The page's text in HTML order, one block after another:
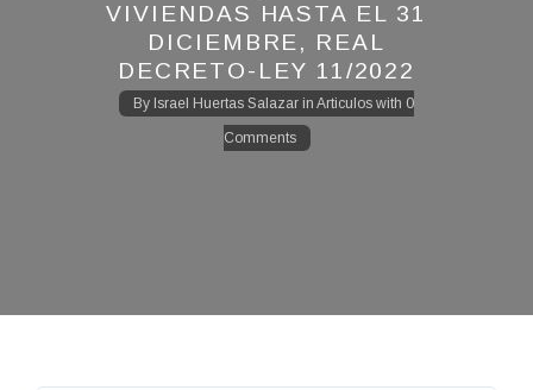
VIVIENDAS HASTA EL 31
DICIEMBRE, REAL
DECRETO-LEY 11/2022
By Israel Huertas Salazar in Articulos with 0
Comments